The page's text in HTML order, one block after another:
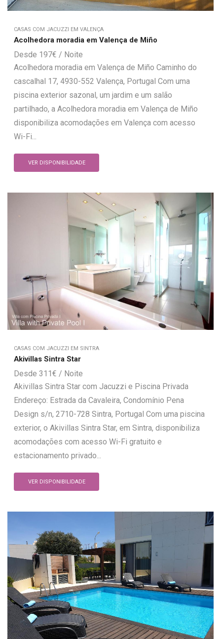
CASAS COM JACUZZI EM VALENÇA
Acolhedora moradia em Valença de Miño
197€
Acolhedora moradia em Valença de Miño Caminho do
cascalhal 17, 4930-552 Valença, Portugal Com uma
piscina exterior sazonal, um jardim e um salão
partilhado, a Acolhedora moradia em Valença de Miño
disponibiliza acomodações em Valença com acesso
Wi-Fi...
VER DISPONIBILIDADE
CASAS COM JACUZZI EM SINTRA
Akivillas Sintra Star
311 €
Akivillas Sintra Star com Jacuzzi e Piscina Privada
Endereço: Estrada da Cavaleira, Condomínio Pena
Design s/n, 2710-728 Sintra, Portugal Com uma piscina
exterior, o Akivillas Sintra Star, em Sintra, disponibiliza
acomodações com acesso Wi-Fi gratuito e
estacionamento privado...
VER DISPONIBILIDADE